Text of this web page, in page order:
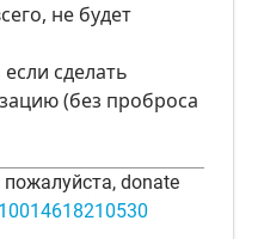
не будет
сделать
(без проброса
пожалуйста, donate